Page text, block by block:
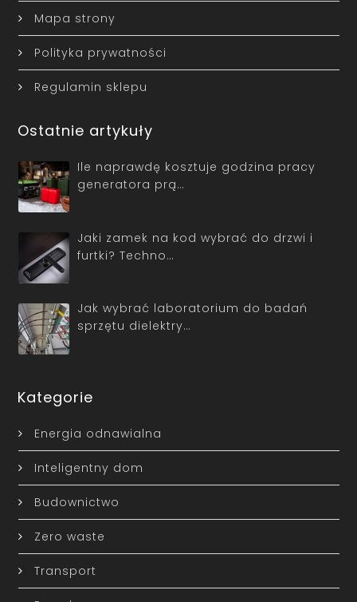
Mapa strony
Polityka prywatności
Regulamin sklepu
Ostatnie artykuły
Ile naprawdę kosztuje godzina pracy
generatora prą…
Jaki zamek na kod wybrać do drzwi i
furtki? Techno…
Jak wybrać laboratorium do badań
sprzętu dielektry…
Kategorie
Energia odnawialna
Inteligentny dom
Budownictwo
Zero waste
Transport